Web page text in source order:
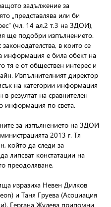
задължение за
„представлява или би
(чл. 14 ал.2 т.3 на ЗДОИ),
ще подобри изпълнението.
в които се
информация е била обект на
тя е от обществен интерес и
Изпълнителният директор
на категории информация
в резултат на сравнителен
информация по света.
за изпълнението на ЗДОИ
2013 г. Тя
който да следи за
липсват констатации на
преодоляване.
изразиха Невен Дилков
и Таня Груева (Асоциация
Гергана Жулева припомни